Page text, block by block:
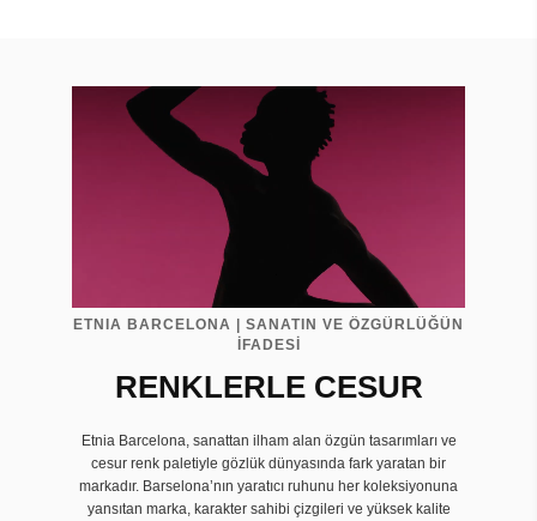
ETNIA BARCELONA | SANATIN VE ÖZGÜRLÜĞÜN
İFADESİ
RENKLERLE CESUR
Etnia Barcelona, sanattan ilham alan özgün tasarımları ve
cesur renk paletiyle gözlük dünyasında fark yaratan bir
markadır. Barselona’nın yaratıcı ruhunu her koleksiyonuna
yansıtan marka, karakter sahibi çizgileri ve yüksek kalite